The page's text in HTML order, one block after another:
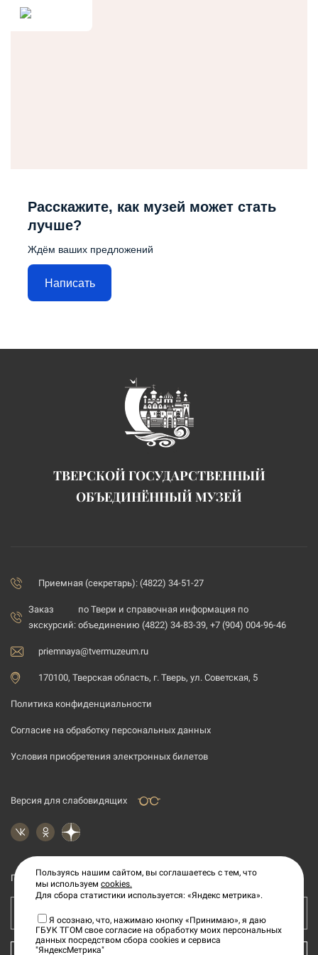
Расскажите, как музей может стать
лучше?
Ждём ваших предложений
Написать
ТВЕРСКОЙ ГОСУДАРСТВЕННЫЙ
ОБЪЕДИНЁННЫЙ МУЗЕЙ
Приемная (секретарь): (4822) 34-51-27
Заказ
экскурсий:
по Твери и справочная информация по
объединению (4822) 34-83-39, +7 (904) 004-96-46
priemnaya@tvermuzeum.ru
170100, Тверская область, г. Тверь, ул. Советская, 5
Политика конфиденциальности
Согласие на обработку персональных данных
Условия приобретения электронных билетов
Версия для слабовидящих
Подпишитесь на рассылку новостей
Ваш e-mail адрес
Пользуясь нашим сайтом, вы соглашаетесь с тем, что
мы используем cookies.
Для сбора статистики используется: «Яндекс метрика».
Я осознаю, что, нажимаю кнопку «Принимаю», я даю
ГБУК ТГОМ свое согласие на обработку моих персональных
данных посредством сбора cookies и сервиса
"ЯндексМетрика"